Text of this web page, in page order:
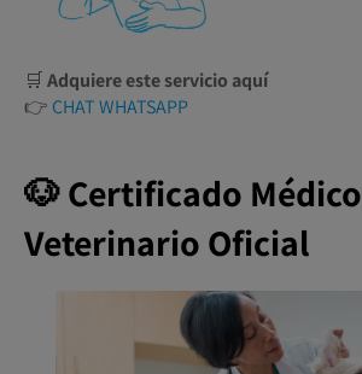
🛒Adquiere este servicio aquí
👉 CHAT WHATSAPP
🐶 Certificado Médico
Veterinario Oficial